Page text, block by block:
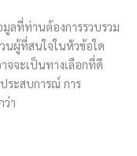
ลที่ท่านต้องการรวบรวม
นผู้ที่สนใจในหัวข้อใด
จจะเป็นทางเลือกที่ดี
ระสบการณ์ การ
า